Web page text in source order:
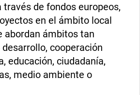
través de fondos europeos,
en el ámbito local
abordan ámbitos tan
cooperación
educación, ciudadanía,
medio ambiente o